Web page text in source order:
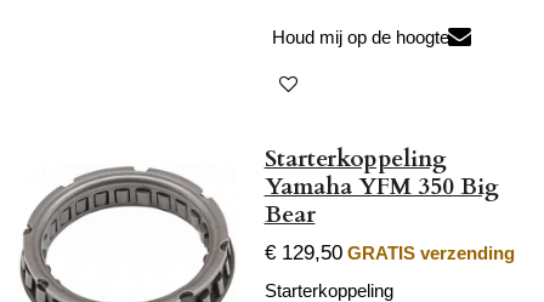
Houd mij op de hoogte
Starterkoppeling
Yamaha YFM 350 Big
Bear
€ 129,50 GRATIS verzending
Starterkoppeling